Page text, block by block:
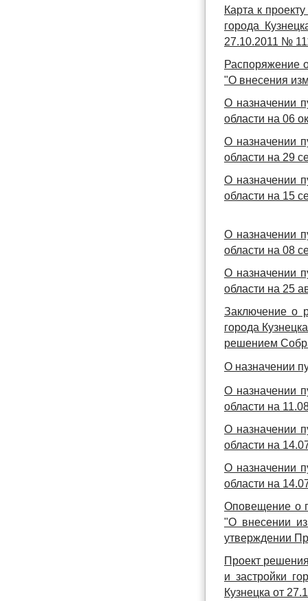
Карта к
города
27.10.2011 №
Распоряжение
"О внесения
О назначении
области на 06
О назначении
области на 29
О назначении
области на 15
О назначении
области на 08
О назначении
области на 25
Заключение о
города
решением
О назначении
О назначении
области на
О назначении
области на
О назначении
области на
Оповещение о
"О внесении
утверждении
Проект
и застройки
Кузнецка от